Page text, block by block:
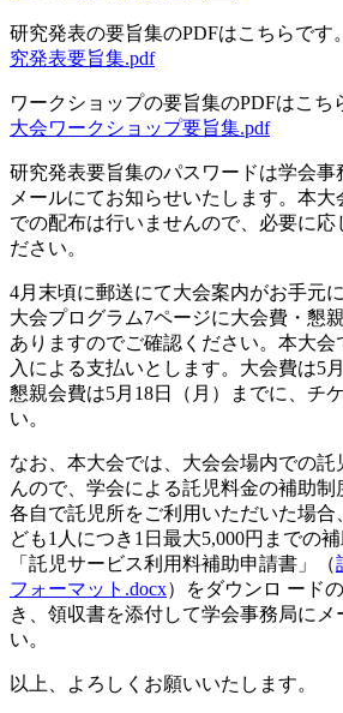
研究発表の要旨集のPDFはこちらです。
究発表要旨集.pdf
ワークショップの要旨集のPDFはこち
大会ワークショップ要旨集.pdf
研究発表要旨集のパスワードは学会事
メールにてお知らせいたします。本
での配布は行いませんので、必要に応
ださい。
4月末頃に郵送にて大会案内がお手元
大会プログラム7ページに大会費・懇
ありますのでご確認ください。本大会
入による支払いとします。大会費は5
懇親会費は5月18日（月）までに、チ
い。
なお、本大会では、大会会場内での
んので、学会による託児料金の補助制
各自で託児所をご利用いただいた場合
ども1人につき1日最大5,000円までの
「託児サービス利用料補助申請書」（
フォーマット.docx）をダウンロ ード
き、領収書を添付して学会事務局にメ
い。
以上、よろしくお願いいたします。